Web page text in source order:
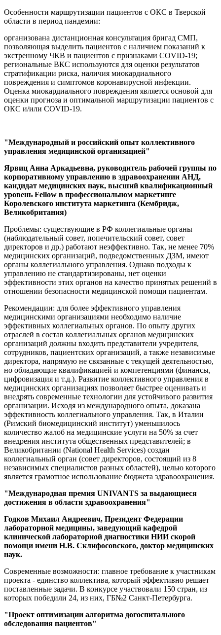
Особенности маршрутизации пациентов с ОКС в Тверской
области в период пандемии:
организована дистанционная консультация бригад СМП,
позволяющая выделить пациентов с наличием показаний к
экстренному ЧКВ и пациентов с признаками COVID-19;
региональные ВКС используются для оценки результатов
стратификации риска, наличия миокардиального
повреждения и симптомов коронавирусной инфекции.
Оценка миокардиального повреждения является основой для
оценки прогноза и оптимальной маршрутизации пациентов с
ОКС и/или COVID-19.
"Международный и российский опыт коллективного
управления медицинской организацией"
Ярвиц Анна Аркадьевна, руководитель рабочей группы по
корпоративному управлению в здравоохранении АНД,
кандидат медицинских наук, высший квалификационный
уровень Fellow в профессиональном маркетинге
Королевского института маркетинга (Кембридж,
Великобритания)
Проблемы: существующие в РФ коллегиальные органы
(наблюдательный совет, попечительский совет, совет
директоров и др.) работают неэффективно. Так, не менее 70%
медицинских организаций, подведомственных ДЗМ, имеют
органы коллегиального управления. Однако подходы к
управлению не стандартизированы, нет оценки
эффективности этих органов на качество принятых решений в
отношении безопасности медицинской помощи пациентам.
Рекомендации: для более эффективного управления
медицинскими организациями необходимо наличие
эффективных коллегиальных органов. По опыту других
отраслей в состав коллегиальных органов медицинских
организаций должны входить представители учредителя,
сотрудников, пациентских организаций, а также независимые
директора, напрямую не связанные с текущей деятельностью,
но обладающие квалификацией и компетенциями (финансы,
цифровизация и т.д.). Развитие коллективного управления в
медицинских организациях позволяет быстрее оценивать и
внедрять современные технологии для устойчивого развития
организации. Исходя из международного опыта, доказана
эффективность коллегиального управления. Так, в Италии
(Римский биомедицинский институт) уменьшилось
количество жалоб на медицинские услуги на 50% за счет
внедрения института общественных представителей; в
Великобритании (National Health Services) создан
коллегиальный орган (совет директоров, состоящий из 8
независимых специалистов разных областей), целью которого
является грамотное использование бюджета здравоохранения.
"Международная премия UNIVANTS за выдающиеся
достижения в области здравоохранения"
Годков Михаил Андреевич, Президент Федерации
лабораторной медицины, заведующий кафедрой
клинической лабораторной диагностики НИИ скорой
помощи имени Н.В. Склифосовского, доктор медицинских
наук.
Современные возможности: главное требование к участникам
проекта - единство коллектива, который эффективно решает
поставленные задачи. В конкурсе участвовали 150 стран, из
которых победили 24, из них, ГБ№2 Санкт-Петербурга.
"Проект оптимизации алгоритма догоспитального
обследования пациентов"